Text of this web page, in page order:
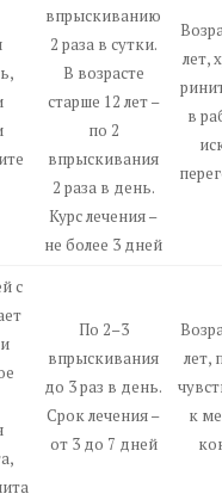
впрыскиванию
2 раза в сутки.
В возрасте
старше 12 лет –
по 2
впрыскивания
2 раза в день.
Курс лечения –
не более 3 дней
лет,
в
с
По 2–3
впрыскивания
до 3 раз в день.
Срок лечения –
от 3 до 7 дней
лет,
к